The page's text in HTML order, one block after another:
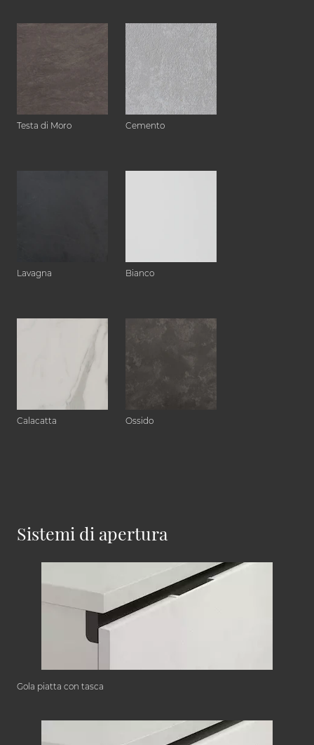
Testa di Moro Cemento
Lavagna Bianco
Calacatta Ossido
Sistemi di apertura
Gola piatta con tasca